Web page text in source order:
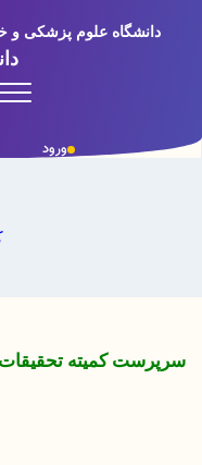
دانشگاه علوم پزشکی و
ورود
سرپرست کمیته